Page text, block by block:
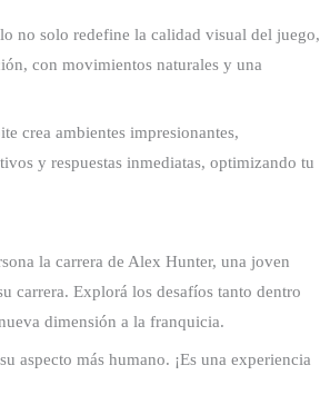
no solo redefine la calidad visual del juego,
con movimientos naturales y una
crea ambientes impresionantes,
y respuestas inmediatas, optimizando tu
la carrera de Alex Hunter, una joven
carrera. Explorá los desafíos tanto dentro
dimensión a la franquicia.
aspecto más humano. ¡Es una experiencia